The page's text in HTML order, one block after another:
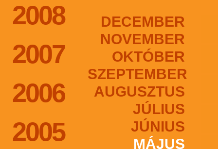
2008
2007
2006
2005
DECEMBER
NOVEMBER
OKTÓBER
SZEPTEMBER
AUGUSZTUS
JÚLIUS
JÚNIUS
MÁJUS